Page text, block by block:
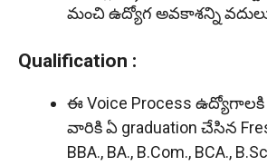
మంచి ఉద్యోగ అవకాశన్ని
Qualification :
ఈ Voice Process ఉద్యోగాలకి
వారికి ఏ graduation చేసిన
BBA., BA., B.Com., BCA.,